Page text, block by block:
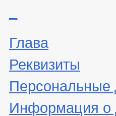
Глава
Реквизиты
Персональные
Информация о